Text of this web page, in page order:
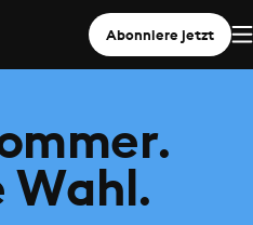
Abonniere jetzt
Wahl.